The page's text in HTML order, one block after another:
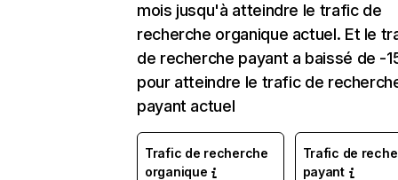
mois jusqu'à atteindre le trafic de
recherche organique actuel. Et le
de recherche payant a baissé de -
pour atteindre le trafic de
payant actuel
Trafic de recherche
organique
Trafic de
payant